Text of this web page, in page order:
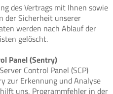
des Vertrags mit Ihnen sowie
der Sicherheit unserer
werden nach Ablauf der
gelöscht.
Panel (Sentry)
Control Panel (SCP)
zur Erkennung und Analyse
uns, Programmfehler in der